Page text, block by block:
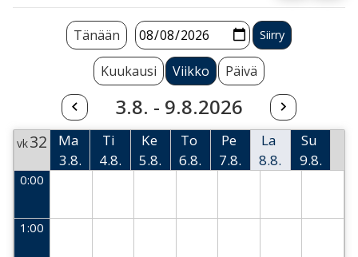
Kuukausi Viikko Päivä
3.8. - 9.8.2026
Tänään
vk32
Week 32
Ma
3.8.
Ti
4.8.
Ke
5.8.
To
6.8.
Pe
7.8.
La
8.8.
Su
9.8.
0:00
1:00